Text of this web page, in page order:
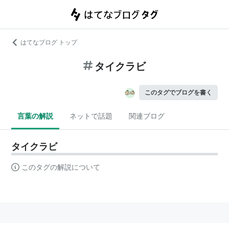
はてなブログ トップ
タイクラビ
このタグでブログを書く
言葉の解説 ネットで話題 関連ブログ
タイクラビ
このタグの解説について